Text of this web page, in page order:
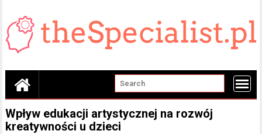
content
Wpływ edukacji artystycznej na rozwój
kreatywności u dzieci